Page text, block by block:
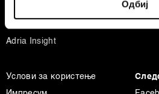
specific characteristics
Find out more about how your
and set your preferences in the
d.o.o. и Пертнери. Повеќе за
Одбиј
Adria Insight
Услови за користење